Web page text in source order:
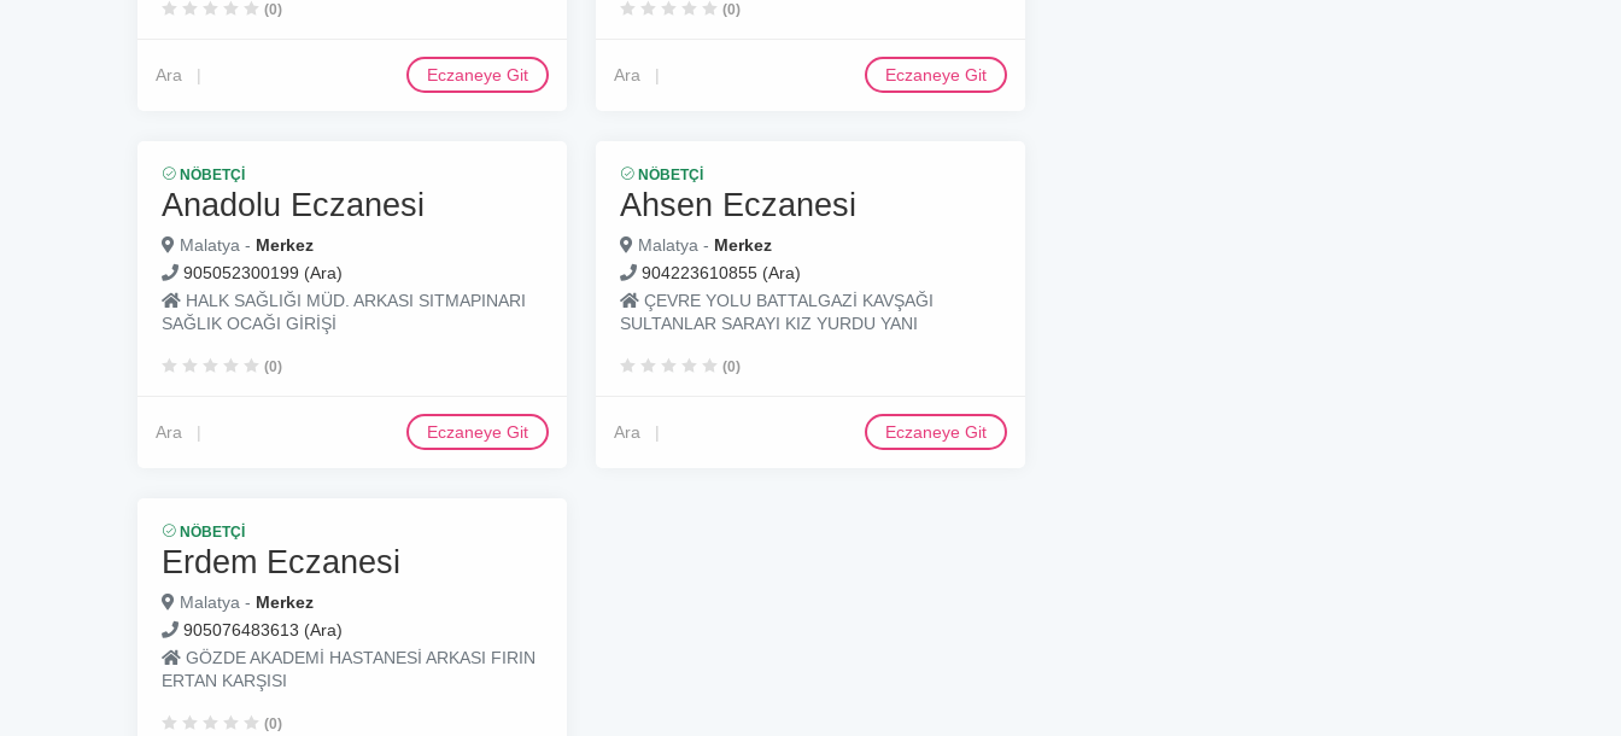
(0)
Ara Eczaneye Git
(0)
Ara Eczaneye Git
NÖBETÇI
Anadolu Eczanesi
Malatya - Merkez
905052300199 (Ara)
HALK SAĞLIĞI MÜD. ARKASI SITMAPINARI
SAĞLIK OCAĞI GİRİŞİ
(0)
Ara Eczaneye Git
NÖBETÇI
Ahsen Eczanesi
Malatya - Merkez
904223610855 (Ara)
ÇEVRE YOLU BATTALGAZİ KAVŞAĞI
SULTANLAR SARAYI KIZ YURDU YANI
(0)
Ara Eczaneye Git
NÖBETÇI
Erdem Eczanesi
Malatya - Merkez
905076483613 (Ara)
GÖZDE AKADEMİ HASTANESİ ARKASI FIRIN
ERTAN KARŞISI
(0)